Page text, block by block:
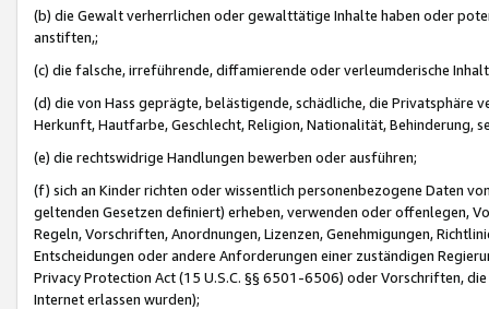
(b) die Gewalt verherrlichen oder gewalttätige Inhalte haben oder
anstiften,;
(c) die falsche, irreführende, diffamierende oder verleumderische
(d) die von Hass geprägte, belästigende, schädliche, die Privatsphäre
Herkunft, Hautfarbe, Geschlecht, Religion, Nationalität, Behinderung,
(e) die rechtswidrige Handlungen bewerben oder ausführen;
(f) sich an Kinder richten oder wissentlich personenbezogene Daten
geltenden Gesetzen definiert) erheben, verwenden oder offenlegen,
Regeln, Vorschriften, Anordnungen, Lizenzen, Genehmigungen,
Entscheidungen oder andere Anforderungen einer zuständigen
Privacy Protection Act (15 U.S.C. §§ 6501-6506) oder Vorschriften,
Internet erlassen wurden);